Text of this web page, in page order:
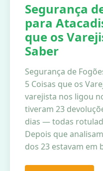
Segurança
para
que os
Saber
Segurança de
5 Coisas que os
varejista nos ligou
tiveram 23
dias — todas
Depois que
dos 23 estavam em